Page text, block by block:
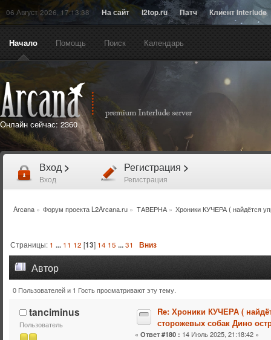
06 Август 2026, 17:13:38 На сайт l2top.ru Патч Клиент Interlude
Начало Помощь Поиск Календарь
Онлайн сейчас: 2360
Вход >
Вход
Регистрация >
Регистрация
Arcana» Форум проекта L2Arcana.ru » ТАВЕРНА» Хроники КУЧЕРА ( найдётся
Страницы: 1 ... 11 12 [13] 14 15 ...31 Вниз
Автор
Тема: Хроники КУЧЕРА ( найдётся упряжка и для
0 Пользователей и 1 Гость просматривают эту тему.
tanciminus
Пользователь
Re: Хроники КУЧЕРА (
сторожевых собак Дино
« Ответ #180 : 14 Июль 2025, 21:18:42 »